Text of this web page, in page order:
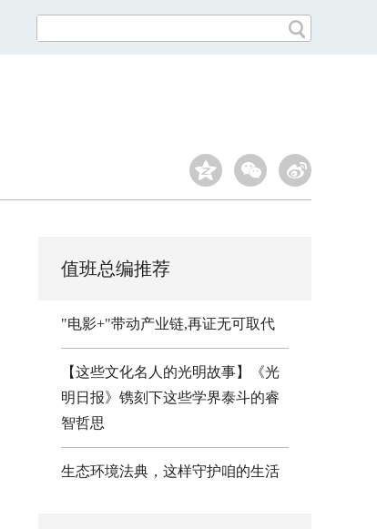
值班总编推荐
"电影+"带动产业链,再证无可取代
【这些文化名人的光明故事】《光
明日报》镌刻下这些学界泰斗的睿
智哲思
生态环境法典，这样守护咱的生活